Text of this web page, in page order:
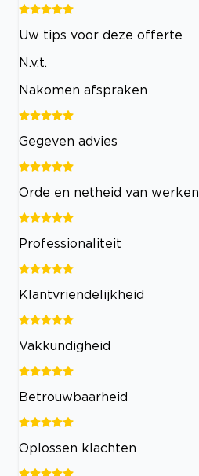
Uw tips voor deze offerte
N.v.t.
Nakomen afspraken
Gegeven advies
Orde en netheid van werken
Professionaliteit
Klantvriendelijkheid
Vakkundigheid
Betrouwbaarheid
Oplossen klachten